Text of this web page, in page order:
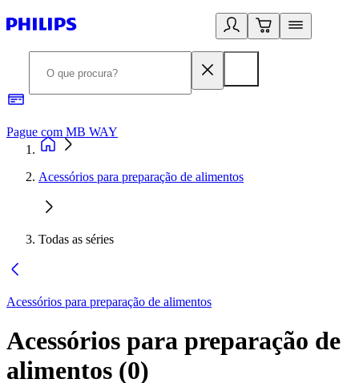
Pague com MB WAY
Acessórios para preparação de alimentos
Todas as séries
Acessórios para preparação de alimentos
Acessórios para preparação de
alimentos (0)